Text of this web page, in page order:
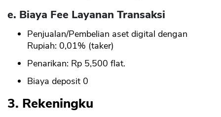
e. Biaya Fee Layanan Transaksi
Penjualan/Pembelian aset digital dengan
Rupiah: 0,01% (taker)
Penarikan: Rp 5,500 flat.
Biaya deposit 0
3. Rekeningku